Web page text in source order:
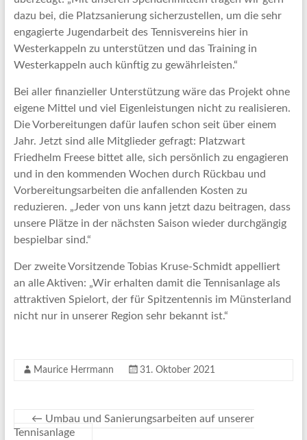
dazu bei, die Platzsanierung sicherzustellen, um die sehr
engagierte Jugendarbeit des Tennisvereins hier in
Westerkappeln zu unterstützen und das Training in
Westerkappeln auch künftig zu gewährleisten.“
Bei aller finanzieller Unterstützung wäre das Projekt ohne
eigene Mittel und viel Eigenleistungen nicht zu realisieren.
Die Vorbereitungen dafür laufen schon seit über einem
Jahr. Jetzt sind alle Mitglieder gefragt: Platzwart
Friedhelm Freese bittet alle, sich persönlich zu engagieren
und in den kommenden Wochen durch Rückbau und
Vorbereitungsarbeiten die anfallenden Kosten zu
reduzieren. „Jeder von uns kann jetzt dazu beitragen, dass
unsere Plätze in der nächsten Saison wieder durchgängig
bespielbar sind.“
Der zweite Vorsitzende Tobias Kruse-Schmidt appelliert
an alle Aktiven: „Wir erhalten damit die Tennisanlage als
attraktiven Spielort, der für Spitzentennis im Münsterland
nicht nur in unserer Region sehr bekannt ist.“
Maurice Herrmann 31. Oktober 2021
← Umbau und Sanierungsarbeiten auf unserer
Tennisanlage